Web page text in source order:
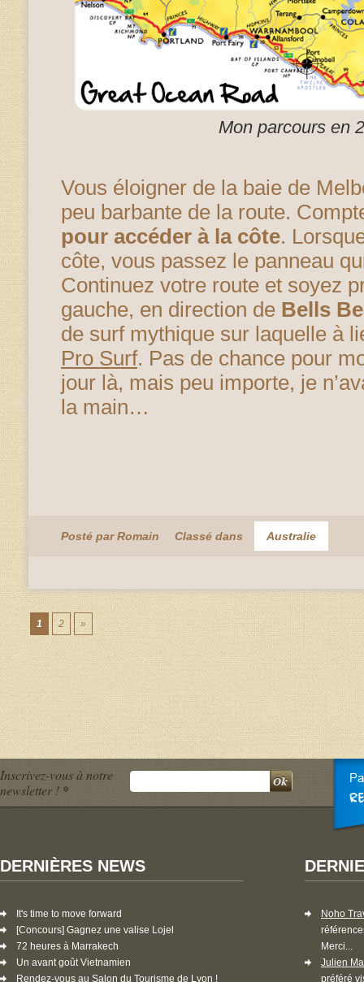
Mon parcours en
Vous éloigner de la baie de
peu barbante de la route.
pour accéder à la côte.
côte, vous passez le panneau
Continuez votre route et soyez
gauche, en direction de Bells
de surf mythique sur laquelle à
Pro Surf. Pas de chance pour
jour là, mais peu importe, je
la main…
Posté par Romain Classé dans Australie
1 2 »
Inscrivez-vous à notre
newsletter ! *
DERNIÈRES NEWS
It's time to move forward
[Concours] Gagnez une valise Lojel
72 heures à Marrakech
Un avant goût Vietnamien
Rendez-vous au Salon du Tourisme de Lyon !
Noho
Merci...
Julien
préféré